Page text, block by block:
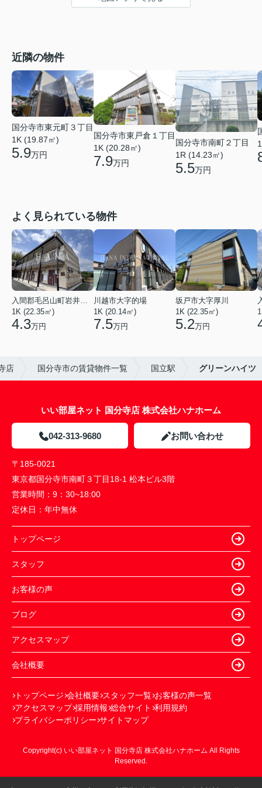
近隣の物件
国分寺市東元町３丁目
1K (19.87㎡)
5.9万円
国分寺市東戸倉１丁目
1K (20.28㎡)
7.9万円
国分寺市南町２丁目
1R (14.23㎡)
5.5万円
よく見られている物件
入間郡毛呂山町岩井西１丁目
1K (22.35㎡)
4.3万円
川越市大字的場
1K (20.14㎡)
7.5万円
坂戸市大字厚川
1K (22.35㎡)
5.2万円
店 国分寺市の賃貸物件一覧 国立駅 グリーンハイツ
いい部屋ネット 国分寺店 株式会社ハナホーム
042-313-9680 お問い合わせ
〒185-0021
東京都国分寺市南町３丁目18-1 松本ビル3階
営業時間： 9：30~18:00
定休日： 年中無休
トップページ
スタッフ
お客様の声
ブログ
アクセスマップ
会社概要
トップページ 会社概要 スタッフ一覧 お客様の声一覧
アクセスマップ 採用情報 総合サイト 利用規約
プライバシーポリシー サイトマップ
Copyright(c) いい部屋ネット 国分寺店 株式会社ハナホーム All Rights
Reserved.